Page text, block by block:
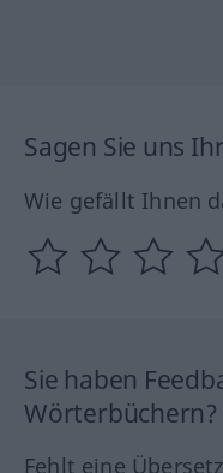
Sagen Sie uns
Wie gefällt Ihnen
Sie haben
Wörterbüchern?
Fehlt eine